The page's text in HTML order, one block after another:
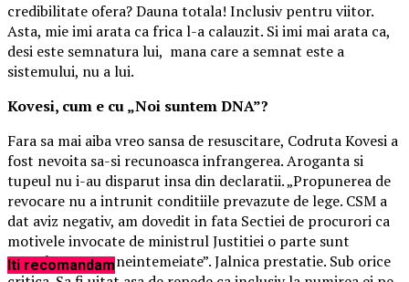
credibilitate ofera? Dauna totala! Inclusiv pentru viitor.
Asta, mie imi arata ca frica l-a calauzit. Si imi mai arata ca,
desi este semnatura lui, mana care a semnat este a
sistemului, nu a lui.
Kovesi, cum e cu „Noi suntem DNA”?
Fara sa mai aiba vreo sansa de resuscitare, Codruta Kovesi a
fost nevoita sa-si recunoasca infrangerea. Aroganta si
tupeul nu i-au disparut insa din declaratii. „Propunerea de
revocare nu a intrunit conditiile prevazute de lege. CSM a
dat aviz negativ, am dovedit in fata Sectiei de procurori ca
motivele invocate de ministrul Justitiei o parte sunt
nereale, o parte neintemeiate”. Jalnica prestatie. Sub orice
Iti recomandam